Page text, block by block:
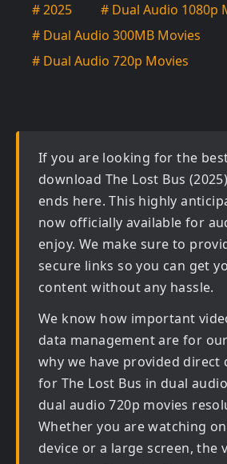
# 2025
# Dual Audio 1080p
# Dual Audio 300MB Movies
# Dual Audio 720p Movies
If you are looking for the
download The Lost Bus (2025)
ends here. This highly
now officially available for
enjoy. We make sure to
secure links so you can get
content without any hassle.
We know how important
data management are for
why we have provided direct
for The Lost Bus in dual
dual audio 720p movies
Whether you are watching
device or a large screen, the